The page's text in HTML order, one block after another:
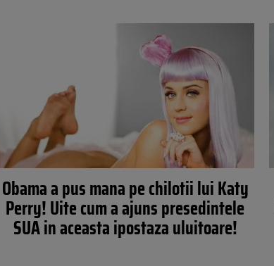
Obama a pus mana pe chilotii lui Katy
Perry! Uite cum a ajuns presedintele
SUA in aceasta ipostaza uluitoare!